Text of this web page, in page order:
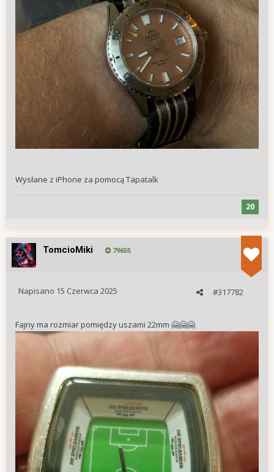
Wysłane z iPhone za pomocą Tapatalk
20
TomcioMiki 79655
#317782
Napisano 15 Czerwca 2025
Fajny ma rozmiar pomiędzy uszami 22mm 🤗🤗🤗